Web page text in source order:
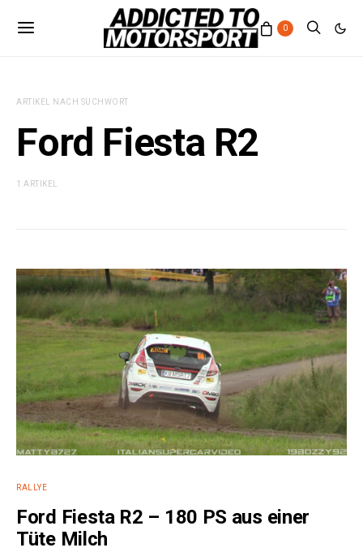
0
ARTIKEL NACH SUCHWORT
Ford Fiesta R2
1 ARTIKEL
RALLYE
Ford Fiesta R2 – 180 PS aus einer
Tüte Milch